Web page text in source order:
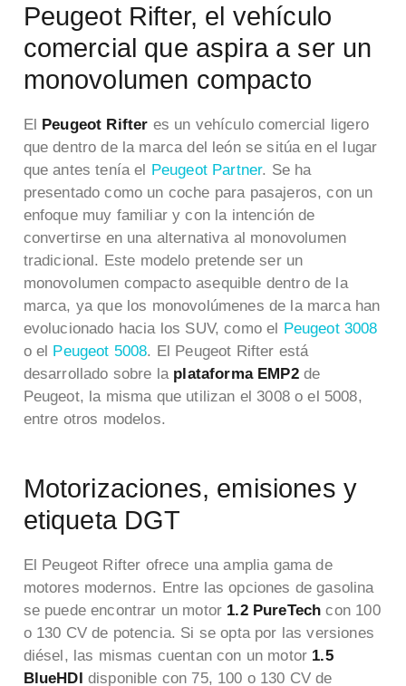
Peugeot Rifter, el vehículo
comercial que aspira a ser un
monovolumen compacto
El Peugeot Rifter es un vehículo comercial ligero
que dentro de la marca del león se sitúa en el lugar
que antes tenía el Peugeot Partner. Se ha
presentado como un coche para pasajeros, con un
enfoque muy familiar y con la intención de
convertirse en una alternativa al monovolumen
tradicional. Este modelo pretende ser un
monovolumen compacto asequible dentro de la
marca, ya que los monovolúmenes de la marca han
evolucionado hacia los SUV, como el Peugeot 3008
o el Peugeot 5008. El Peugeot Rifter está
desarrollado sobre la plataforma EMP2de
Peugeot, la misma que utilizan el 3008 o el 5008,
entre otros modelos.
Motorizaciones, emisiones y
etiqueta DGT
El Peugeot Rifter ofrece una amplia gama de
motores modernos. Entre las opciones de gasolina
se puede encontrar un motor 1.2 PureTech con 100
o 130 CV de potencia. Si se opta por las versiones
diésel, las mismas cuentan con un motor 1.5
BlueHDI disponible con 75, 100 o 130 CV de